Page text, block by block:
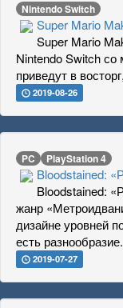
Nintendo Switch
Super Mario
Super Mario
Nintendo Switch
приведут в
2019-08-26
PC PlayStation 4
Bloodstained:
Bloodstained:
жанр
дизайне уровней
есть разнообразие.
2019-07-27